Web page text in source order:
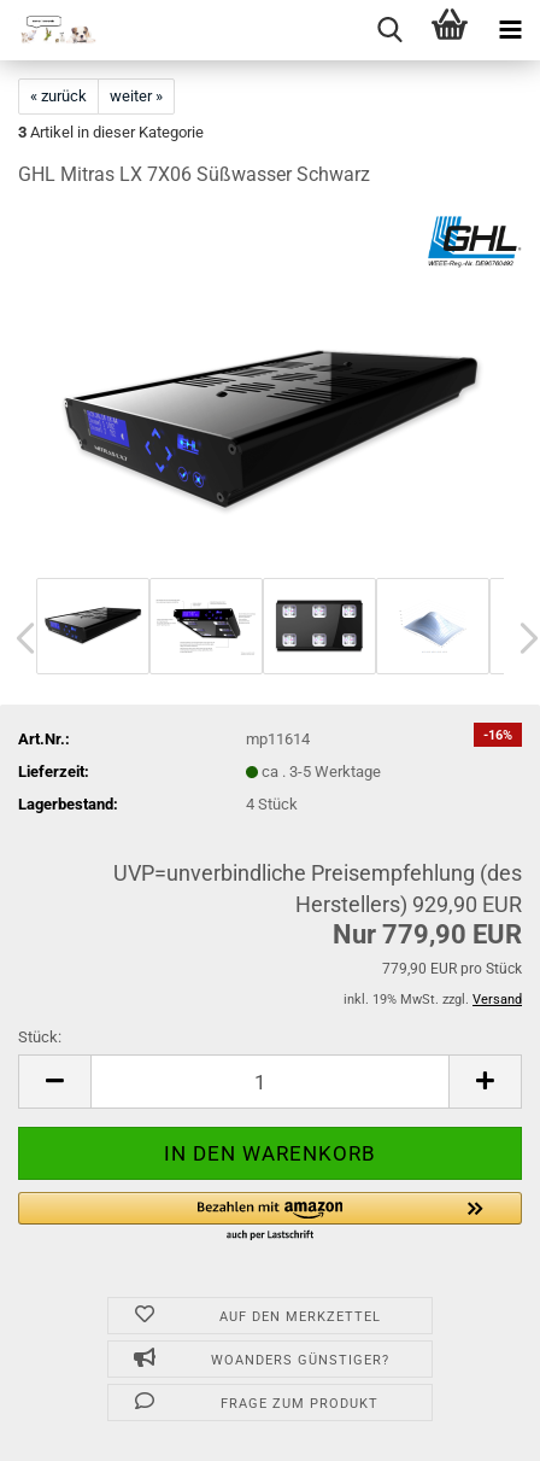
Hauptinhalt
« zurück
weiter »
3 Artikel in dieser Kategorie
GHL Mitras LX 7X06 Süßwasser Schwarz
-16%
Art.Nr.:
mp11614
Lieferzeit:
ca . 3-5 Werktage
Lagerbestand:
4Stück
UVP=unverbindliche Preisempfehlung (des
Herstellers) 929,90 EUR
Nur 779,90 EUR
779,90 EUR pro Stück
inkl. 19% MwSt. zzgl. Versand
Stück:
AUF DEN MERKZETTEL
WOANDERS GÜNSTIGER?
FRAGE ZUM PRODUKT